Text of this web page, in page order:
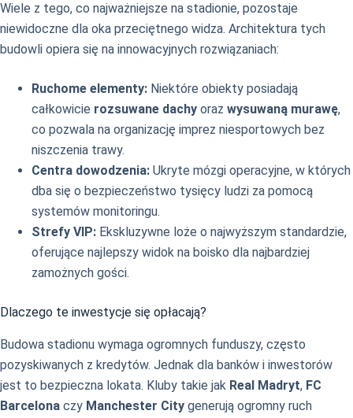
Wiele z tego, co najważniejsze na stadionie, pozostaje
niewidoczne dla oka przeciętnego widza. Architektura tych
budowli opiera się na innowacyjnych rozwiązaniach:
Ruchome elementy: Niektóre obiekty posiadają
całkowicie rozsuwane dachy oraz wysuwaną murawę,
co pozwala na organizację imprez niesportowych bez
niszczenia trawy.
Centra dowodzenia: Ukryte mózgi operacyjne, w których
dba się o bezpieczeństwo tysięcy ludzi za pomocą
systemów monitoringu.
Strefy VIP: Ekskluzywne loże o najwyższym standardzie,
oferujące najlepszy widok na boisko dla najbardziej
zamożnych gości.
Dlaczego te inwestycje się opłacają?
Budowa stadionu wymaga ogromnych funduszy, często
pozyskiwanych z kredytów. Jednak dla banków i inwestorów
jest to bezpieczna lokata. Kluby takie jak Real Madryt, FC
Barcelona czy Manchester City generują ogromny ruch